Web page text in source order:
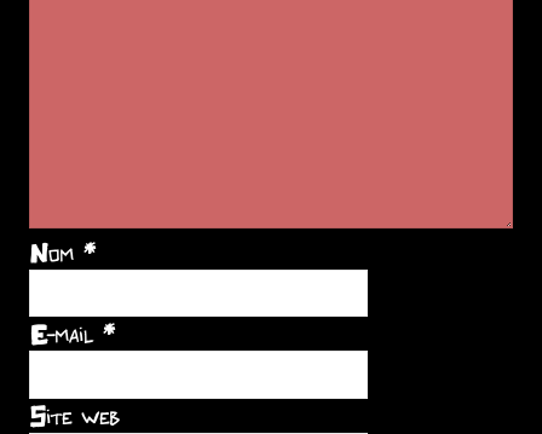
Nom *
E-mail *
Site web